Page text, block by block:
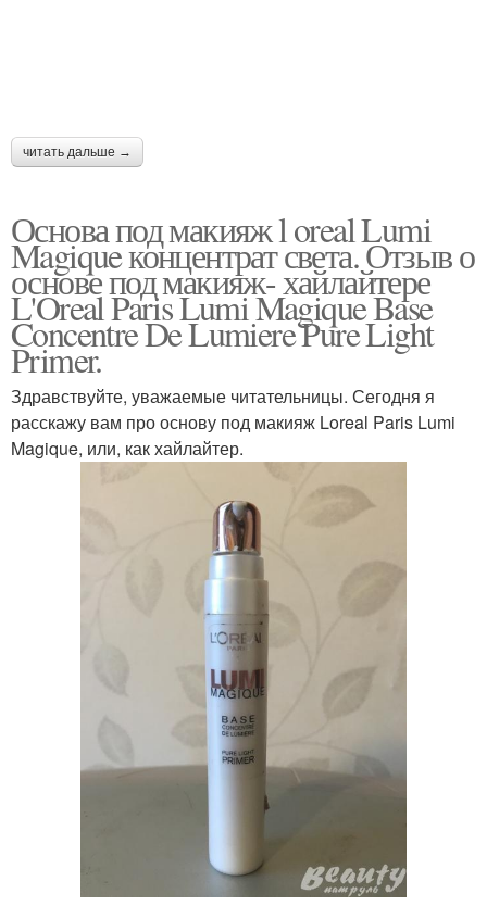
читать дальше →
Основа под макияж l oreal Lumi
Magique концентрат света. Отзыв о
основе под макияж- хайлайтере
L'Oreal Paris Lumi Magique Base
Concentre De Lumiere Pure Light
Primer.
Здравствуйте, уважаемые читательницы. Сегодня я
расскажу вам про основу под макияж Loreal Paris Lumi
Magique, или, как хайлайтер.